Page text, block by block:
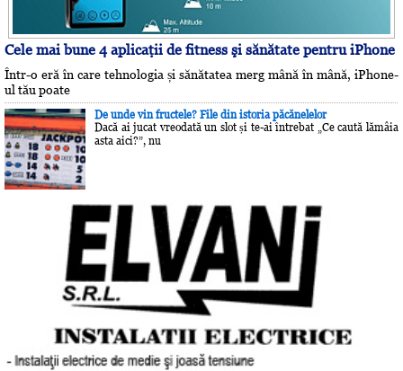
Cele mai bune 4 aplicaţii de fitness şi sănătate pentru iPhone
Într-o eră în care tehnologia și sănătatea merg mână în mână, iPhone-
ul tău poate
De unde vin fructele? File din istoria păcănelelor
Dacă ai jucat vreodată un slot și te-ai întrebat „Ce caută lămâia
asta aici?”, nu